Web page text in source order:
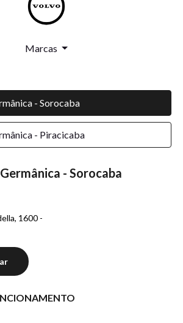
Marcas
- Sorocaba
- Piracicaba
- Sorocaba
1600 -